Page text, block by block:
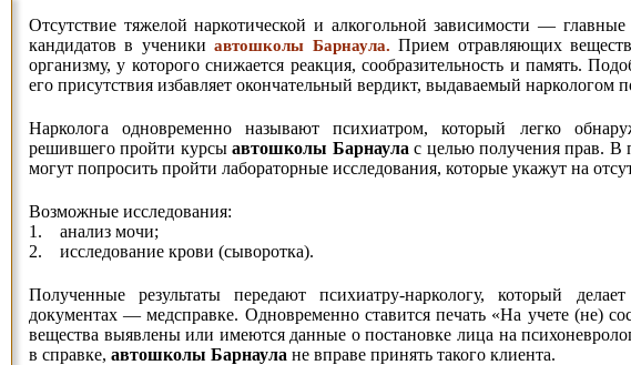
Отсутствие тяжелой наркотической и алкогольной зависимости —
кандидатов в ученикиавтошколы Барнаула. Прием отравляющих
организму, у которого снижается реакция, сообразительность и память.
его присутствия избавляет окончательный вердикт, выдаваемый наркологом
Нарколога одновременно называют психиатром, который легко
решившего пройти курсыавтошколы Барнаула с целью получения прав. В
могут попросить пройти лабораторные исследования, которые укажут на
Возможные исследования:
1. анализ мочи;
2. исследование крови (сыворотка).
Полученные результаты передают психиатру-наркологу, который
документах — медсправке. Одновременно ставится печать «На учете (не)
вещества выявлены или имеются данные о постановке лица на
в справке, автошколы Барнаула не вправе принять такого клиента.